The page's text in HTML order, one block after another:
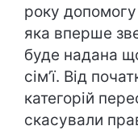
року
яка вперше
буде надана
сім’ї. Від
категорій
скасували